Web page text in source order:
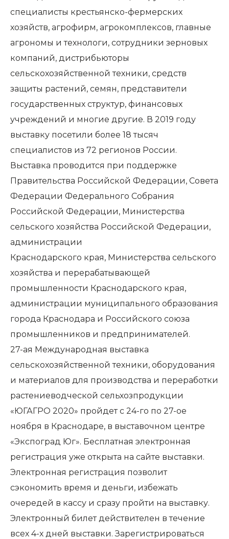
специалисты крестьянско-фермерских
хозяйств, агрофирм, агрокомплексов, главные
агрономы и технологи, сотрудники зерновых
компаний, дистрибьюторы
сельскохозяйственной техники, средств
защиты растений, семян, представители
государственных структур, финансовых
учреждений и многие другие. В 2019 году
выставку посетили более 18 тысяч
специалистов из 72 регионов России.
Выставка проводится при поддержке
Правительства Российской Федерации, Совета
Федерации Федерального Собрания
Российской Федерации, Министерства
сельского хозяйства Российской Федерации,
администрации
Краснодарского края, Министерства сельского
хозяйства и перерабатывающей
промышленности Краснодарского края,
администрации муниципального образования
города Краснодара и Российского союза
промышленников и предпринимателей.
27-ая Международная выставка
сельскохозяйственной техники, оборудования
и материалов для производства и переработки
растениеводческой сельхозпродукции
«ЮГАГРО 2020» пройдет с 24-го по 27-ое
ноября в Краснодаре, в выставочном центре
«Экспоград Юг». Бесплатная электронная
регистрация уже открыта на сайте выставки.
Электронная регистрация позволит
сэкономить время и деньги, избежать
очередей в кассу и сразу пройти на выставку.
Электронный билет действителен в течение
всех 4-х дней выставки. Зарегистрироваться